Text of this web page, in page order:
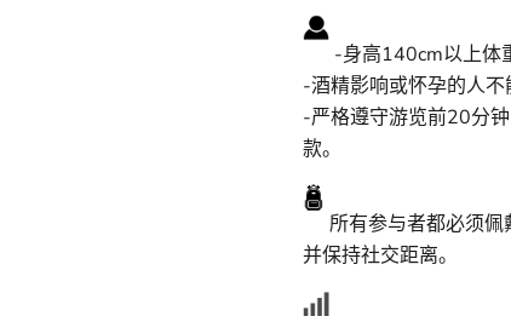
-身高140cm以上体
-酒精影响或怀孕的人
-严格遵守游览前20分
款。
所有参与者都必须佩
并保持社交距离。